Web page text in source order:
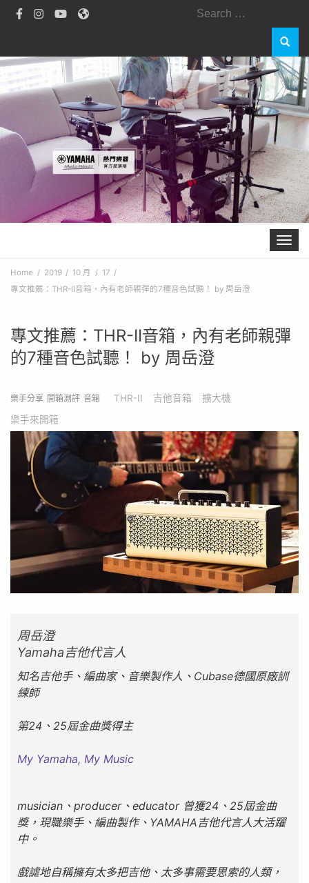
Toggle
Home 2019 10 月
17
專文推薦：THR-II音箱，內有老師親彈的7種音色試聽！ by 周岳澄
專文推薦：THR-II音箱，內有老師親彈
的7種音色試聽！ by 周岳澄
樂手分享 開箱測評 音箱 THR-II 吉他音箱
擴大機
樂手來開箱
周岳澄
Yamaha吉他代言人
知名吉他手、編曲家、音樂製作人、Cubase德國原廠訓
練師
第24、25屆金曲獎得主
My Yamaha, My Music
musician、producer、educator 曾獲24、25屆金曲
獎，現職樂手、編曲製作、YAMAHA吉他代言人大活躍
中。
戲謔地自稱擁有太多把吉他、太多事需要思索的人類，